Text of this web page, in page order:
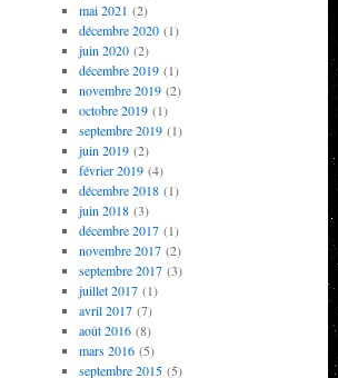
mai 2021 (2)
décembre 2020(1)
juin 2020(2)
décembre 2019(1)
novembre 2019(2)
octobre 2019(1)
septembre 2019(1)
juin 2019(2)
février 2019(4)
décembre 2018(1)
juin 2018(3)
décembre 2017(1)
novembre 2017(2)
septembre 2017(3)
juillet 2017(1)
avril 2017(7)
août 2016(8)
mars 2016(5)
septembre 2015(5)